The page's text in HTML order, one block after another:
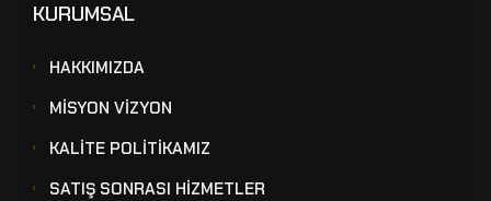
KURUMSAL
HAKKIMIZDA
MİSYON VİZYON
KALİTE POLİTİKAMIZ
SATIŞ SONRASI HİZMETLER